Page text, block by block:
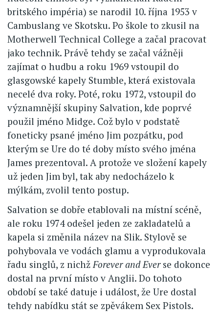
britského impéria) se narodil 10. října 1953 v
Cambuslang ve Skotsku. Po škole to zkusil na
Motherwell Technical College a začal pracovat
jako technik. Právě tehdy se začal vážněji
zajímat o hudbu a roku 1969 vstoupil do
glasgowské kapely Stumble, která existovala
necelé dva roky. Poté, roku 1972, vstoupil do
významnější skupiny Salvation, kde poprvé
použil jméno Midge. Což bylo v podstatě
foneticky psané jméno Jim pozpátku, pod
kterým se Ure do té doby místo svého jména
James prezentoval. A protože ve složení kapely
už jeden Jim byl, tak aby nedocházelo k
mýlkám, zvolil tento postup.
Salvation se dobře etablovali na místní scéně,
ale roku 1974 odešel jeden ze zakladatelů a
kapela si změnila název na Slik. Stylově se
pohybovala ve vodách glamu a vyprodukovala
řadu singlů, z nichž Forever and Everse dokonce
dostal na první místo v Anglii. Do tohoto
období se také datuje i událost, že Ure dostal
tehdy nabídku stát se zpěvákem Sex Pistols.